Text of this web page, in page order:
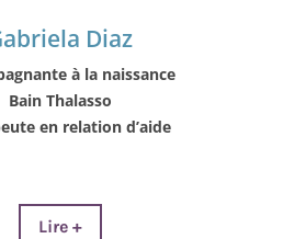
Diaz
à la naissance
Bain Thalasso
en relation d’aide
Lire +